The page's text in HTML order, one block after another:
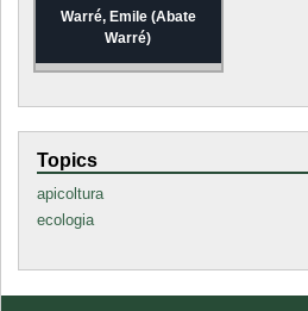
Warré, Emile (Abate
Warré)
Topics
apicoltura
ecologia